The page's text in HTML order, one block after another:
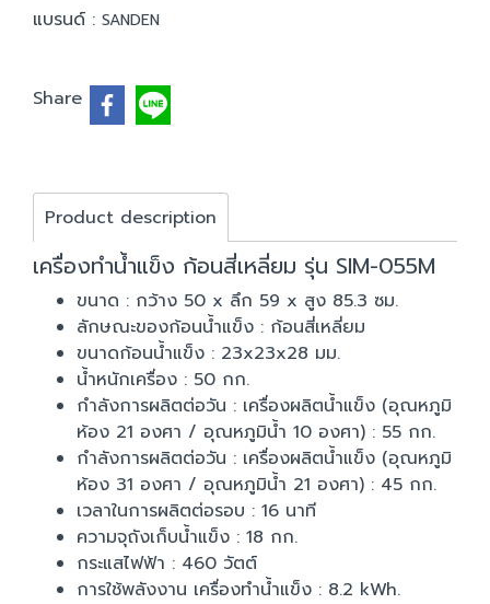
แบรนด์ : SANDEN
Share
Product description
เครื่องทำน้ำแข็ง ก้อนสี่เหลี่ยม รุ่น SIM-055M
ขนาด : กว้าง 50 x ลึก 59 x สูง 85.3 ซม.
ลักษณะของก้อนน้ำแข็ง : ก้อนสี่เหลี่ยม
ขนาดก้อนน้ำแข็ง : 23x23x28 มม.
น้ำหนักเครื่อง : 50 กก.
กำลังการผลิตต่อวัน : เครื่องผลิตน้ำแข็ง (อุณหภูมิ
ห้อง 21 องศา / อุณหภูมิน้ำ 10 องศา) : 55 กก.
กำลังการผลิตต่อวัน : เครื่องผลิตน้ำแข็ง (อุณหภูมิ
ห้อง 31 องศา / อุณหภูมิน้ำ 21 องศา) : 45 กก.
เวลาในการผลิตต่อรอบ : 16 นาที
ความจุถังเก็บน้ำแข็ง : 18 กก.
กระแสไฟฟ้า : 460 วัตต์
การใช้พลังงาน เครื่องทำน้ำแข็ง : 8.2 kWh.